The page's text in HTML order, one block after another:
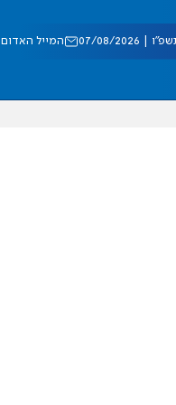
08/2026 המייל האדום